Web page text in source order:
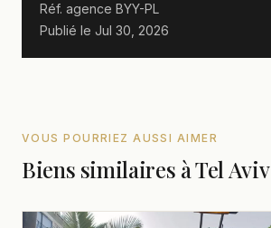
Réf. agence BYY-PL
Publié le Jul 30, 2026
VOUS POURRIEZ AUSSI AIMER
Biens similaires à Tel Aviv